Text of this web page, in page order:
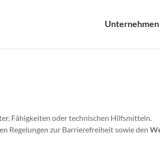
Unternehmen
Fähigkeiten oder technischen Hilfsmitteln.
Regelungen zur Barrierefreiheit sowie den